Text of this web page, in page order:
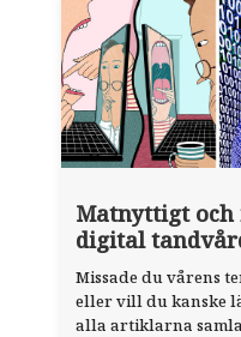
Matnyttigt
digital
Missade du vårens
eller vill du kanske
alla artiklarna